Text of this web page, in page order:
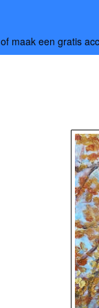
of maak een gratis